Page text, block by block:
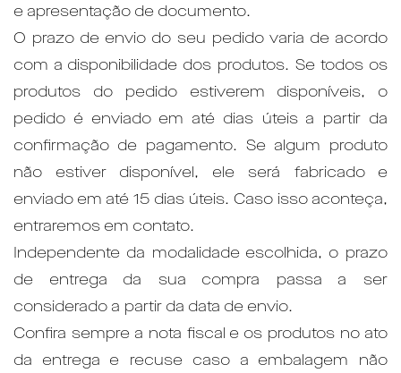
e apresentação de documento.
O prazo de envio do seu pedido varia de acordo
com a disponibilidade dos produtos. Se todos os
produtos do pedido estiverem disponíveis, o
pedido é enviado em até dias úteis a partir da
confirmação de pagamento. Se algum produto
não estiver disponível, ele será fabricado e
enviado em até 15 dias úteis. Caso isso aconteça,
entraremos em contato.
Independente da modalidade escolhida, o prazo
de entrega da sua compra passa a ser
considerado a partir da data de envio.
Confira sempre a nota fiscal e os produtos no ato
da entrega e recuse caso a embalagem não